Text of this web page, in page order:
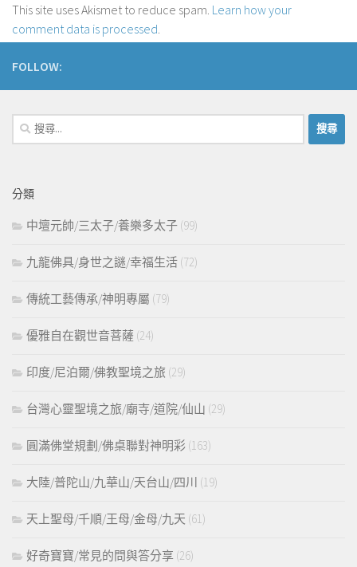
This site uses Akismet to reduce spam. Learn how your
comment data is processed
FOLLOW:
搜
尋
字:
分類
中壇元帥/三太子/養樂多太子 (99)
九龍佛具/身世之謎/幸福生活 (72)
傳統工藝傳承/神明專屬 (79)
優雅自在觀世音菩薩 (24)
印度/尼泊爾/佛教聖境之旅 (29)
台灣心靈聖境之旅/廟寺/道院/仙山 (29)
圓滿佛堂規劃/佛桌聯對神明彩 (163)
大陸/普陀山/九華山/天台山/四川 (19)
天上聖母/千順/王母/金母/九天 (61)
好奇寶寶/常見的問與答分享 (26)